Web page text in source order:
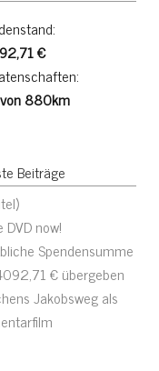
€
880km
Beiträge
DVD now!
Spendensumme
€ übergeben
Jakobsweg als